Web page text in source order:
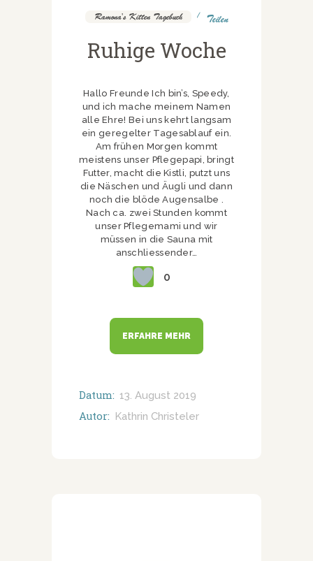
Ramona's Kitten Tagebuch Teilen
Ruhige Woche
Hallo Freunde Ich bin’s, Speedy,
und ich mache meinem Namen
alle Ehre! Bei uns kehrt langsam
ein geregelter Tagesablauf ein.
Am frühen Morgen kommt
meistens unser Pflegepapi, bringt
Futter, macht die Kistli, putzt uns
die Näschen und Äugli und dann
noch die blöde Augensalbe .
Nach ca. zwei Stunden kommt
unser Pflegemami und wir
müssen in die Sauna mit
anschliessender…
0
ERFAHRE MEHR
Datum: 13. August 2019
Autor: Kathrin Christeler